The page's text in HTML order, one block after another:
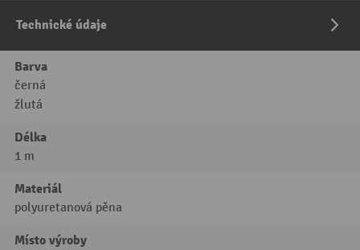
Technické údaje
Barva
černá
žlutá
Délka
1 m
Materiál
polyuretanová pěna
Místo výroby